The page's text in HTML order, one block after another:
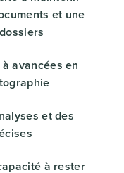
et une
avancées en
et des
à rester